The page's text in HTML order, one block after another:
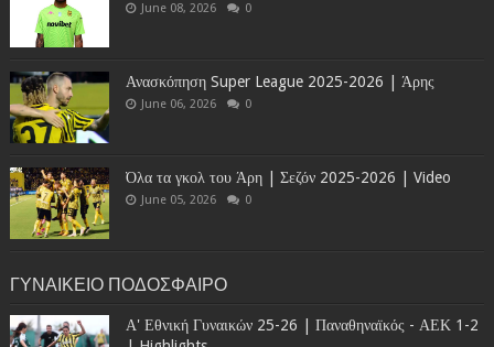
June 08, 2026 0
Ανασκόπηση Super League 2025-2026 | Άρης
June 06, 2026 0
Όλα τα γκολ του Άρη | Σεζόν 2025-2026 | Video
June 05, 2026 0
ΓΥΝΑΙΚΕΙΟ ΠΟΔΟΣΦΑΙΡΟ
Α' Εθνική Γυναικών 25-26 | Παναθηναϊκός - ΑΕΚ 1-2